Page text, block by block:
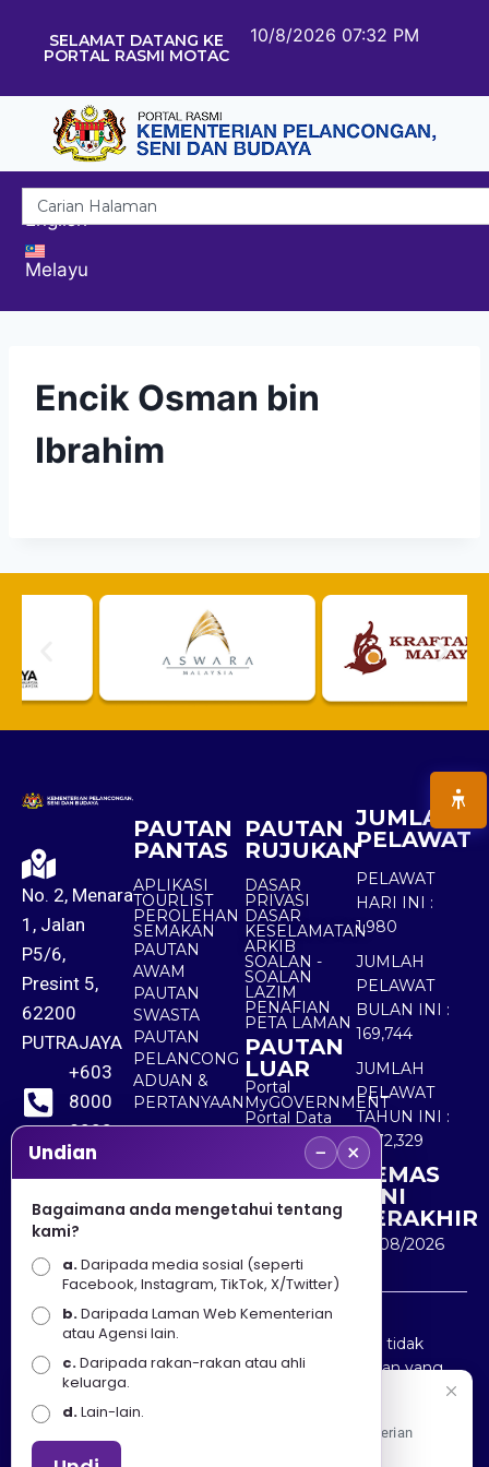
SELAMAT DATANG KE
PORTAL RASMI MOTAC
10/8/2026 07:32 PM
English
Melayu
Encik Osman bin
Ibrahim
No. 2, Menara
1, Jalan
P5/6,
Presint 5,
62200
PUTRAJAYA
+603
8000
8000
+603
8891
7100
PAUTAN
PANTAS
APLIKASI
TOURLIST
PEROLEHAN
SEMAKAN
PAUTAN
AWAM
PAUTAN
SWASTA
PAUTAN
PELANCONG
ADUAN &
PERTANYAAN
PAUTAN
RUJUKAN
DASAR
PRIVASI
DASAR
KESELAMATAN
ARKIB
SOALAN -
SOALAN
LAZIM
PENAFIAN
PETA LAMAN
PAUTAN
LUAR
Portal
MyGOVERNMENT
Portal Data
Terbuka
Sektor Awam
JUMLAH
PELAWAT
PELAWAT
HARI INI :
1,980
JUMLAH
PELAWAT
BULAN INI :
169,744
JUMLAH
PELAWAT
TAHUN INI :
5,572,329
KEMAS
KINI
TERAKHIR
10/08/2026
Penafian : Kerajaan Malaysia dan Kementerian
Pelancongan Seni dan Budaya (MOTAC) adalah tidak
bertanggungjawab atas kehilangan atau kerugian yang
disebabkan oleh penggunaan mana-mana maklumat
yang diperolehi dari portal ini.
Undian − ×
Bagaimana anda mengetahui tentang
kami?
a.Daripada media sosial (seperti
Facebook, Instagram, TikTok, X/Twitter)
b.Daripada Laman Web Kementerian
atau Agensi lain.
c.Daripada rakan-rakan atau ahli
keluarga.
d.Lain-lain.
Apa Khabar! Selamat datang ke Portal Rasmi Kementerian
Pelancongan, Seni dan Budaya